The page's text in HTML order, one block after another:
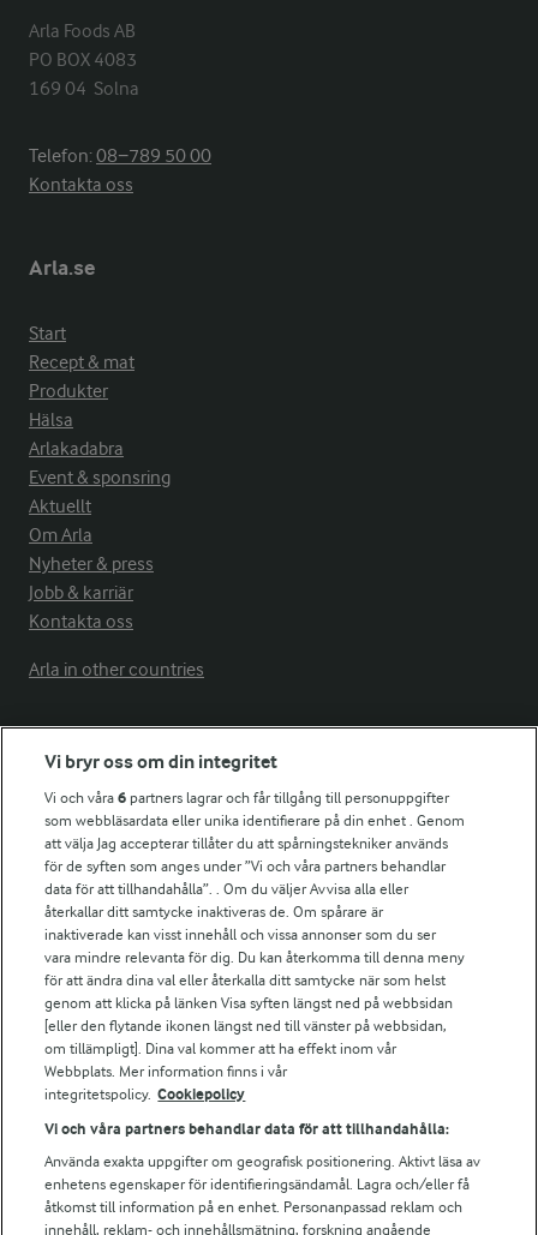
Arla Foods AB
PO BOX 4083
169 04  Solna
Telefon:08−789 50 00
Kontakta oss
Arla.se
Start
Recept & mat
Produkter
Hälsa
Arlakadabra
Event & sponsring
Aktuellt
Om Arla
Nyheter & press
Jobb & karriär
Kontakta oss
Arla in other countries
Fler Arlasajter
För ägare
Arlas kundportal
Arla.com
Falbygdens Ost
Arla webbshop
Bildbank
Följ oss
Vi bryr oss om din integritet
Vi och våra6 partners lagrar och får tillgång till personuppgifter
som webbläsardata eller unika identifierare på din enhet . Genom
att välja Jag accepterar tillåter du att spårningstekniker används
för de syften som anges under ”Vi och våra partners behandlar
data för att tillhandahålla”. . Om du väljer Avvisa alla eller
återkallar ditt samtycke inaktiveras de. Om spårare är
inaktiverade kan visst innehåll och vissa annonser som du ser
vara mindre relevanta för dig. Du kan återkomma till denna meny
för att ändra dina val eller återkalla ditt samtycke när som helst
genom att klicka på länken Visa syften längst ned på webbsidan
[eller den flytande ikonen längst ned till vänster på webbsidan,
om tillämpligt]. Dina val kommer att ha effekt inom vår
Webbplats. Mer information finns i vår
integritetspolicy. Cookiepolicy
Vi och våra partners behandlar data för att tillhandahålla:
Använda exakta uppgifter om geografisk positionering. Aktivt läsa av
enhetens egenskaper för identifieringsändamål. Lagra och/eller få
åtkomst till information på en enhet. Personanpassad reklam och
innehåll, reklam- och innehållsmätning, forskning angående